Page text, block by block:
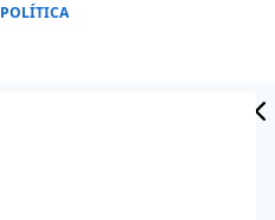
POLÍTICA